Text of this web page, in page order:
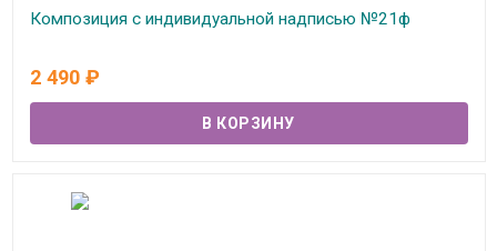
Композиция с индивидуальной надписью №21ф
2 490 ₽